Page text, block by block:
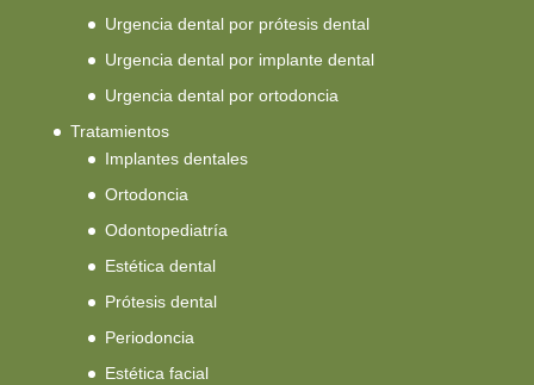
Urgencia dental por prótesis dental
Urgencia dental por implante dental
Urgencia dental por ortodoncia
Tratamientos
Implantes dentales
Ortodoncia
Odontopediatría
Estética dental
Prótesis dental
Periodoncia
Estética facial